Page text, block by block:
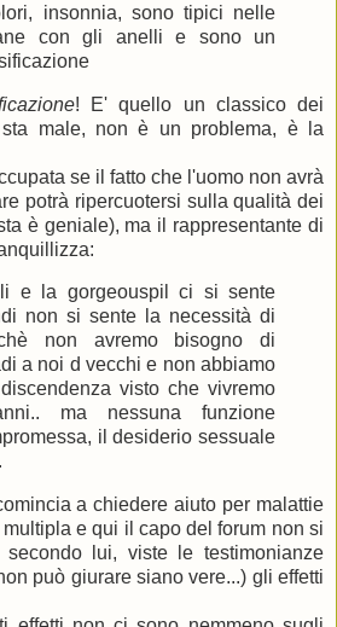
insonnia, sono tipici nelle
con gli anelli e sono un
! E' quello un classico dei
male, non è un problema, è la
se il fatto che l'uomo non avrà
potrà ripercuotersi sulla qualità dei
è geniale), ma il rappresentante di
e la gorgeouspil ci si sente
non si sente la necessità di
non avremo bisogno di
a noi d vecchi e non abbiamo
visto che vivremo
ma nessuna funzione
il desiderio sessuale
a chiedere aiuto per malattie
e qui il capo del forum non si
lui, viste le testimonianze
può giurare siano vere...) gli effetti